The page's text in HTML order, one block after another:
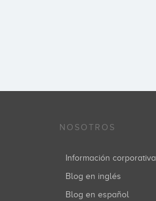
NOSOTROS
Información corporativa
Blog en inglés
Blog en español